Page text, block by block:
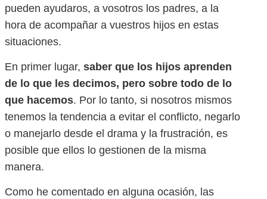
pueden ayudaros, a vosotros los padres, a la
hora de acompañar a vuestros hijos en estas
situaciones.
En primer lugar, saber que los hijos aprenden
de lo que les decimos, pero sobre todo de lo
que hacemos. Por lo tanto, si nosotros mismos
tenemos la tendencia a evitar el conflicto, negarlo
o manejarlo desde el drama y la frustración, es
posible que ellos lo gestionen de la misma
manera.
Como he comentado en alguna ocasión, las